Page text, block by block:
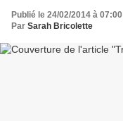
Publié le 24/02/2014 à 07:00
Par Sarah Bricolette